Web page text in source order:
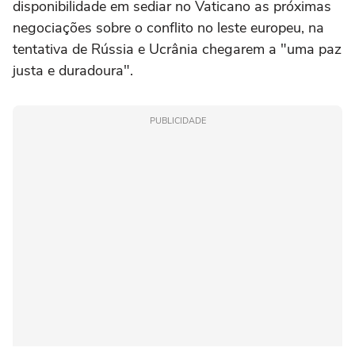
disponibilidade em sediar no Vaticano as próximas
negociações sobre o conflito no leste europeu, na
tentativa de Rússia e Ucrânia chegarem a "uma paz
justa e duradoura".
PUBLICIDADE